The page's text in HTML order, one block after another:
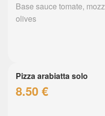
Base sauce tomate,
olives
Pizza arabiatta solo
8.50 €